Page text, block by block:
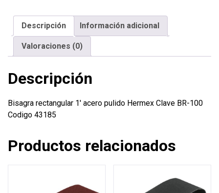
Hermex
cantidad
Descripción Información adicional
Valoraciones (0)
Descripción
Bisagra rectangular 1′ acero pulido Hermex Clave BR-100
Codigo 43185
Productos relacionados